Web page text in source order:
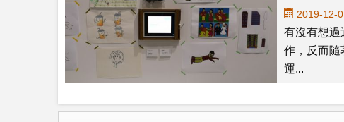
2019-12-
有沒有想過
作，反而隨
運...